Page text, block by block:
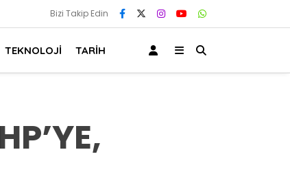
Bizi Takip Edin
TEKNOLOJİ TARİH